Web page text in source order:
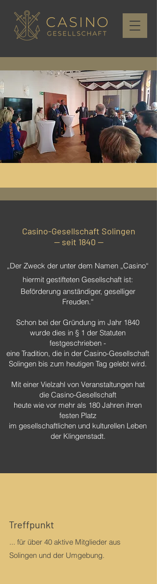
Casino-Gesellschaft Solingen
— seit 1840 —
„Der Zweck der unter dem Namen „Casino“
hiermit gestifteten Gesellschaft ist:
Beförderung anständiger, geselliger
Freuden.“
Schon bei der Gründung im Jahr 1840
wurde dies in § 1 der Statuten
festgeschrieben -
eine Tradition, die in der Casino-Gesellschaft
Solingen bis zum heutigen Tag gelebt wird.
Mit einer Vielzahl von Veranstaltungen hat
die Casino-Gesellschaft
heute wie vor mehr als 180 Jahren ihren
festen Platz
im gesellschaftlichen und kulturellen Leben
der Klingenstadt.
Treffpunkt
... für über 40 aktive Mitglieder aus
Solingen und der Umgebung.